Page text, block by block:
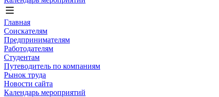
Главная
Соискателям
Предпринимателям
Работодателям
Студентам
Путеводитель по компаниям
Рынок труда
Новости сайта
Календарь мероприятий